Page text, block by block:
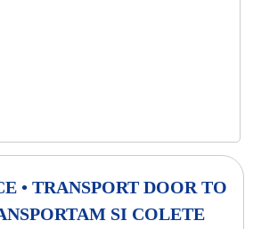
• TRANSPORT DOOR TO
SI COLETE